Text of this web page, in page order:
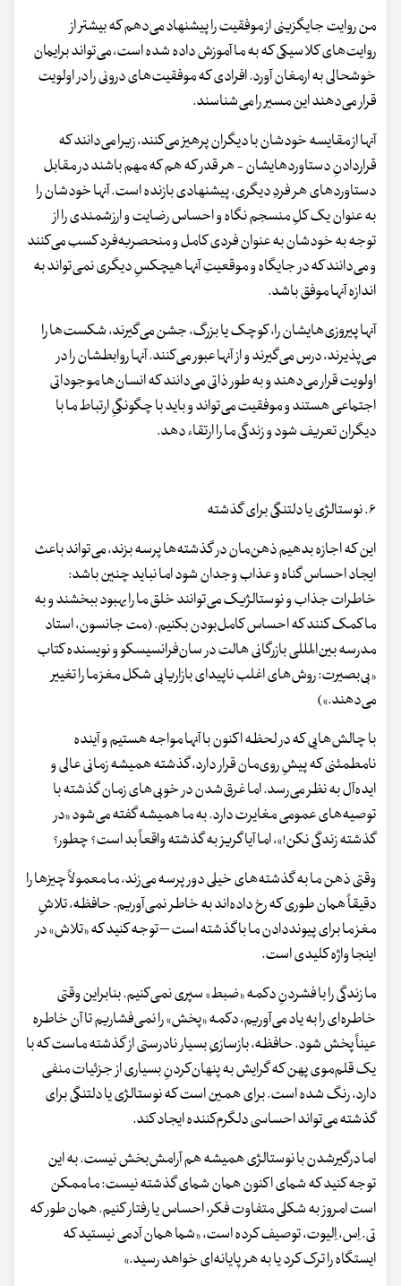
من روایت جایگزینی از موفقیت را پیشنهاد می‌دهم که بیشتر از
روایت‌های کلاسیکی که به ما آموزش داده شده است، می‌تواند برایمان
خوشحالی به ارمغان آورد. افرادی که موفقیت‌های درونی را در اولویت
قرار می‌دهند این مسیر را می‌شناسند.
آنها از مقایسه خودشان با دیگران پرهیز می‌کنند، زیرا می‌دانند که
قراردادنِ دستاوردهایشان - هر قدر که هم که مهم باشند در مقابل
دستاوردهای هر فردِ دیگری، پیشنهادی بازنده است. آنها خودشان را
به عنوان یک کلِ منسجم نگاه و احساس رضایت و ارزشمندی را از
توجه به خودشان به عنوان فردی کامل و منحصربه‌فرد کسب می‌کنند
و می‌دانند که در جایگاه و موقعیتِ آنها هیچکسِ دیگری نمی‌تواند به
اندازه آنها موفق باشد.
آنها پیروزی‌هایشان را، کوچک یا بزرگ، جشن می‌گیرند، شکست‌ها را
می‌پذیرند، درس می‌گیرند و از آنها عبور می‌کنند. آنها روابطشان را در
اولویت قرار می‌دهند و به‌ طور ذاتی می‌دانند که انسان‌ها موجوداتی
اجتماعی هستند و موفقیت می‌تواند و باید با چگونگیِ ارتباط ما با
دیگران تعریف شود و زندگی ما را ارتقاء دهد.
۶. نوستالژی یا دلتنگی برای گذشته
این که اجازه بدهیم ذهن‌مان در گذشته‌ها پرسه بزند، می‌تواند باعث
ایجاد احساس گناه و عذاب‌ وجدان شود اما نباید چنین باشد:
خاطرات جذاب و نوستالژیک می‌توانند خلق ما را بهبود ببخشند و به
ما کمک کنند که احساس کامل‌بودن بکنیم. (مت جانسون، استاد
مدرسه بین‌المللی بازرگانی هالت در سان‌فرانسیسکو و نویسنده کتاب
«بی‌بصیرت: روش‌های اغلب ناپیدای بازاریابی شکل مغز ما را تغییر
می‌دهند.»)
با چالش‌هایی که در لحظه اکنون با آنها مواجه هستیم و آینده
نامطمئنی که پیشِ روی‌مان قرار دارد، گذشته همیشه زمانی عالی و
ایده‌آل به نظر می‌رسد. اما غرق‌شدن در خوبی‌های زمان گذشته با
توصیه‌های عمومی مغایرت دارد. به ما همیشه گفته می‌شود «در
گذشته زندگی نکن!»، اما آیا گریز به گذشته واقعاً بد است؟ چطور؟
وقتی ذهن ما به گذشته‌های خیلی دور پرسه می‌زند، ما معمولاً چیزها را
دقیقاً همان‌ طوری که رخ داده‌اند به خاطر نمی‌آوریم. حافظه، تلاشِ
مغز ما برای پیونددادن ما با گذشته است – توجه کنید که «تلاش» در
اینجا واژه کلیدی است.
ما زندگی را با فشردنِ دکمه «ضبط» سپری نمی‌کنیم. بنابراین وقتی
خاطره‌ای را به یاد می‌آوریم، دکمه «پخش» را نمی‌فشاریم تا آن خاطره
عیناً پخش شود. حافظه، بازسازیِ بسیار نادرستی از گذشته ماست که با
یک قلم‌موی پهن که گرایش به پنهان‌کردنِ بسیاری از جزئیات منفی
دارد، رنگ شده است. برای همین است که نوستالژی یا دلتنگی برای
گذشته می‌تواند احساسی دلگرم‌کننده ایجاد کند.
اما درگیرشدن با نوستالژی همیشه هم آرامش‌بخش نیست. به این
توجه کنید که شمای اکنون همان شمای گذشته نیست: ما ممکن
است امروز به شکلی متفاوت فکر، احساس یا رفتار کنیم. همان‌ طور که
تی. اِس، اِلیوت، توصیف کرده است، «شما همان آدمی نیستید که
ایستگاه را ترک کرد یا به هر پایانه‌ای خواهد رسید.»